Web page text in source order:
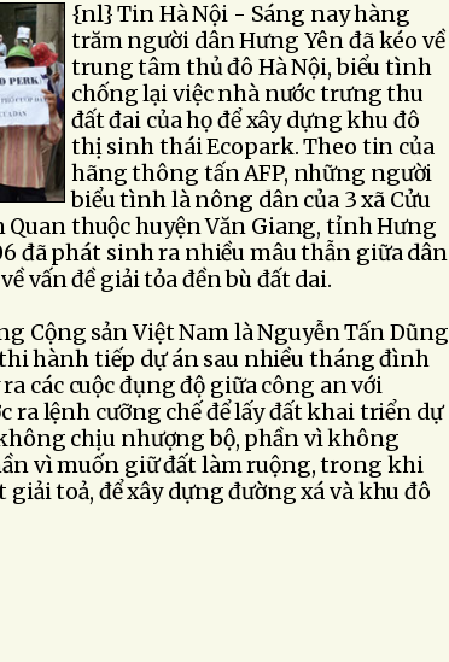
{nl}Tin Hà Nội - Sáng nay hàng
trăm người dân Hưng Yên đã kéo về
trung tâm thủ đô Hà Nội, biểu tình
chống lại việc nhà nước trưng thu
đất đai của họ để xây dựng khu đô
thị sinh thái Ecopark. Theo tin của
hãng thông tấn AFP, những người
biểu tình là nông dân của 3 xã Cửu
Quan thuộc huyện Văn Giang, tỉnh Hưng
đã phát sinh ra nhiều mâu thẫn giữa dân
vấn đề giải tỏa đền bù đất dai.
Cộng sản Việt Nam là Nguyễn Tấn Dũng
hành tiếp dự án sau nhiều tháng đình
ra các cuộc đụng độ giữa công an với
ra lệnh cưỡng chế để lấy đất khai triển dự
chịu nhượng bộ, phần vì không
vì muốn giữ đất làm ruộng, trong khi
toả, để xây dựng đường xá và khu đô